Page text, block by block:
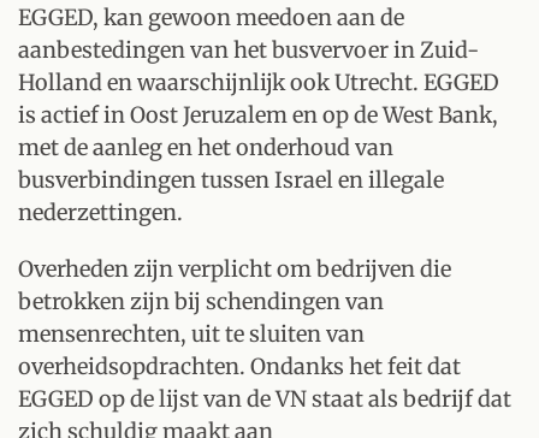
EGGED, kan gewoon meedoen aan de
aanbestedingen van het busvervoer in Zuid-
Holland en waarschijnlijk ook Utrecht. EGGED
is actief in Oost Jeruzalem en op de West Bank,
met de aanleg en het onderhoud van
busverbindingen tussen Israel en illegale
nederzettingen.
Overheden zijn verplicht om bedrijven die
betrokken zijn bij schendingen van
mensenrechten, uit te sluiten van
overheidsopdrachten. Ondanks het feit dat
EGGED op de lijst van de VN staat als bedrijf dat
zich schuldig maakt aan